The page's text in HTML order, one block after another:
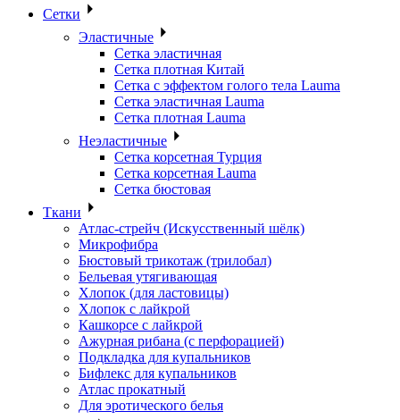
Сетки
Эластичные
Сетка эластичная
Сетка плотная Китай
Сетка с эффектом голого тела Lauma
Сетка эластичная Lauma
Сетка плотная Lauma
Неэластичные
Сетка корсетная Турция
Сетка корсетная Lauma
Сетка бюстовая
Ткани
Атлас-стрейч (Искусственный шёлк)
Микрофибра
Бюстовый трикотаж (трилобал)
Бельевая утягивающая
Хлопок (для ластовицы)
Хлопок с лайкрой
Кашкорсе с лайкрой
Ажурная рибана (с перфорацией)
Подкладка для купальников
Бифлекс для купальников
Атлас прокатный
Для эротического белья